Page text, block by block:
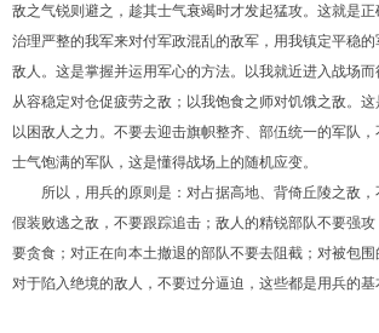
敌之气锐则避之，趁其士气衰竭时才发起猛攻。这就是
治理严整的我军来对付军政混乱的敌军，用我镇定平稳
敌人。这是掌握并运用军心的方法。以我就近进入战场
从容稳定对仓促疲劳之敌；以我饱食之师对饥饿之敌。
以困敌人之力。不要去迎击旗帜整齐、部伍统一的军队，
士气饱满的军队，这是懂得战场上的随机应变。
所以，用兵的原则是：对占据高地、背倚丘陵之敌
假装败逃之敌，不要跟踪追击；敌人的精锐部队不要强
要贪食；对正在向本土撤退的部队不要去阻截；对被包围
对于陷入绝境的敌人，不要过分逼迫，这些都是用兵的基